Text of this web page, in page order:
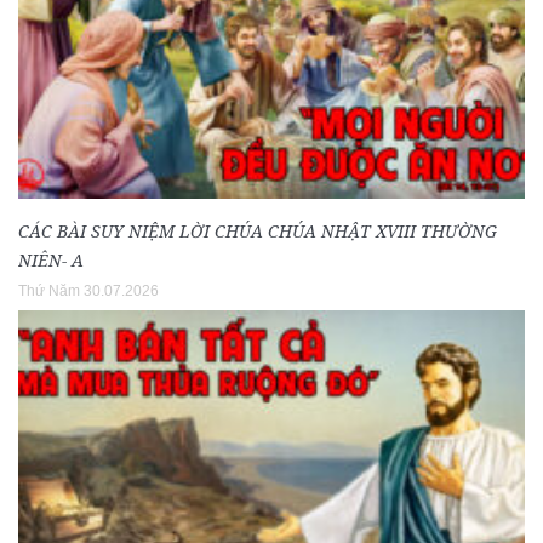
CÁC BÀI SUY NIỆM LỜI CHÚA CHÚA NHẬT XVIII THƯỜNG
NIÊN- A
Thứ Năm 30.07.2026